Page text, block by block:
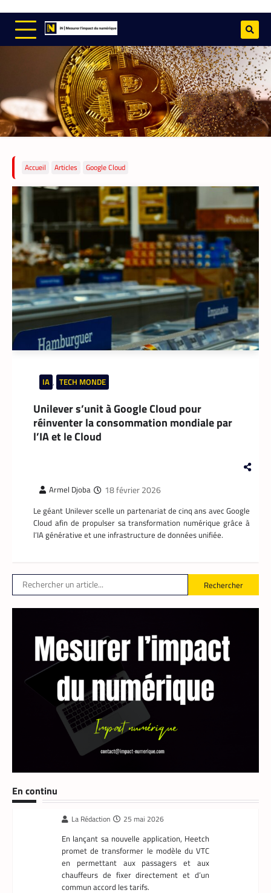
Accueil Articles Google Cloud
IA , TECH MONDE
Unilever s’unit à Google Cloud pour
réinventer la consommation mondiale par
l’IA et le Cloud
Armel Djoba 18 février 2026
Le géant Unilever scelle un partenariat de cinq ans avec Google
Cloud afin de propulser sa transformation numérique grâce à
l’IA générative et une infrastructure de données unifiée.
Rechercher
En continu
TECH AFRIQUE , VTC
À près de 70 ans, le doyen des coursiers-
La Rédaction
Il n’a pas l’âge de s’arrêter. La soixantaine
revolue, M. Pani Gnaba Cauleve Delpech
est sans doute le doyen des coursiers-
partenaires de Yango Food en Côte d’Ivoire.
Chaque matin, depuis son logement de
Marcory, il enfourche son vélo, ouvre
l’application Pro développée
spécifiquement pour les coursiers, et
attend que son téléphone sonne. La suite
est une question de technologie et
d’endurance.
impacte le marché du travail ivoirien
La Rédaction 10 mai 2026
digitalisant les métiers de la livraison et
structurant une chaîne logistique moderne
et inclusive.
TECH MONDE , VTC
Heetch : désormais, les passagers peuvent
définir directement le prix de leur course
La Rédaction 25 mai 2026
En lançant sa nouvelle application, Heetch
promet de transformer le modèle du VTC
en permettant aux passagers et aux
chauffeurs de fixer directement et d’un
commun accord les tarifs.